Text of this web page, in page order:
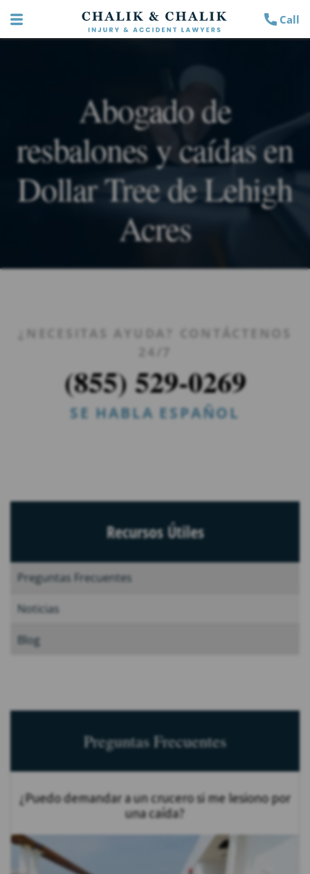
Call
Abogado de
resbalones y caídas en
Dollar Tree de Lehigh
Acres
¿NECESITAS AYUDA? CONTÁCTENOS
24/7
(855) 529-0269
SE HABLA ESPAÑOL
Recursos Útiles
Preguntas Frecuentes
Noticias
Blog
Preguntas Frecuentes
¿Puedo demandar a un crucero si me lesiono por
una caída?